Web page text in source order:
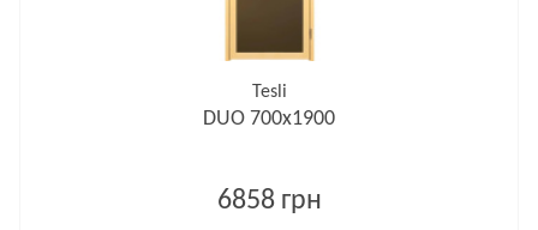
Tesli
DUO 700х1900
6858 грн